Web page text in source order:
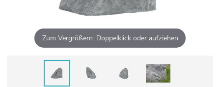
Zum Vergrößern: Doppelklick oder aufziehen